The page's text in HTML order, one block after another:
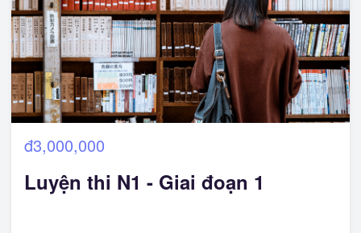
đ3,000,000
Luyện thi N1 - Giai đoạn 1